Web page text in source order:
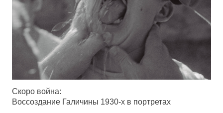
Скоро война:
Воссоздание Галичины 1930-х в портретах